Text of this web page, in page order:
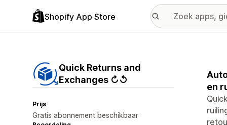
Shopify App Store
Quick Returns and
Exchanges ↻↺
Prijs
Gratis abonnement beschikbaar
en